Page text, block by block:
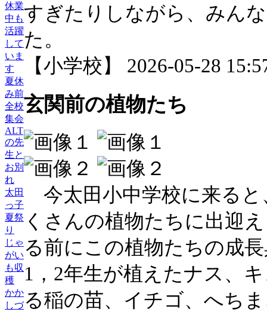
休業
中も
活躍
して
いま
す
夏休
み前
全校
集会
ALT
の先
生と
お別
れ
太田
っ子
夏祭
り
じゃ
がい
も収
穫
かか
しづ
すぎたりしながら、みん
た。
【小学校】 2026-05-28
玄関前の植物たち
今太田小中学校に来る
くさんの植物たちに出迎
る前にこの植物たちの成
1，2年生が植えたナス、
る稲の苗、イチゴ、へち